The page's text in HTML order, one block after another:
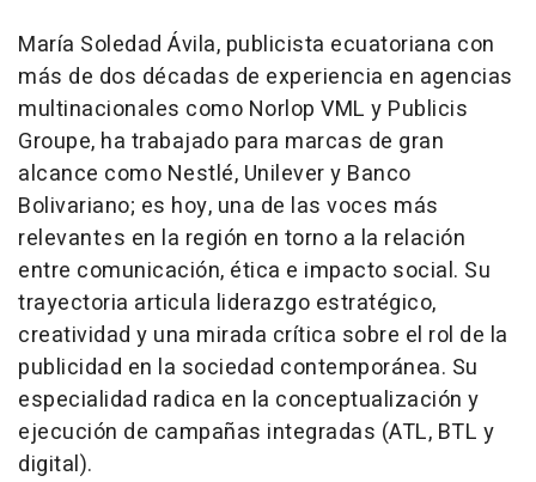
María Soledad Ávila, publicista ecuatoriana con
más de dos décadas de experiencia en agencias
multinacionales como Norlop VML y Publicis
Groupe, ha trabajado para marcas de gran
alcance como Nestlé, Unilever y Banco
Bolivariano; es hoy, una de las voces más
relevantes en la región en torno a la relación
entre comunicación, ética e impacto social. Su
trayectoria articula liderazgo estratégico,
creatividad y una mirada crítica sobre el rol de la
publicidad en la sociedad contemporánea. Su
especialidad radica en la conceptualización y
ejecución de campañas integradas (ATL, BTL y
digital).